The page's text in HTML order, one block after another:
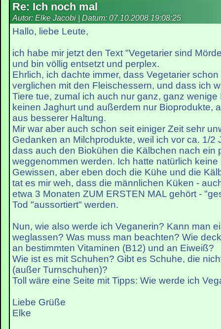
Re: Ich noch mal
Autor: Elke Jacobi | Datum: 07.10.2008 19:08:25
Hallo, liebe Leute,
ich habe mir jetzt den Text "Vegetarier sind
und bin völlig entsetzt und perplex.
Ehrlich, ich dachte immer, dass Vegetarier
verglichen mit den Fleischessern, und dass ich
Tiere tue, zumal ich auch nur ganz, ganz wenige
keinen Jaghurt und außerdem nur Bioprodukte,
aus besserer Haltung.
Mir war aber auch schon seit einiger Zeit sehr
Gedanken an Milchprodukte, weil ich vor ca. 1/2
dass auch den Biokühen die Kälbchen nach ein
weggenommen werden. Ich hatte natürlich
Gewissen, aber eben doch die Kühe und die
tat es mir weh, dass die männlichen Küken -
etwa 3 Monaten ZUM ERSTEN MAL gehört -
Tod "aussortiert" werden.
Nun, wie also werde ich Veganerin? Kann man
weglassen? Was muss man beachten? Wie
an bestimmten Vitaminen (B12) und an Eiweiß?
Wie ist es mit Schuhen? Gibt es Schuhe, die
(außer Turnschuhen)?
Toll wäre eine Seite mit Tipps: Wie werde ich
Liebe Grüße
Elke